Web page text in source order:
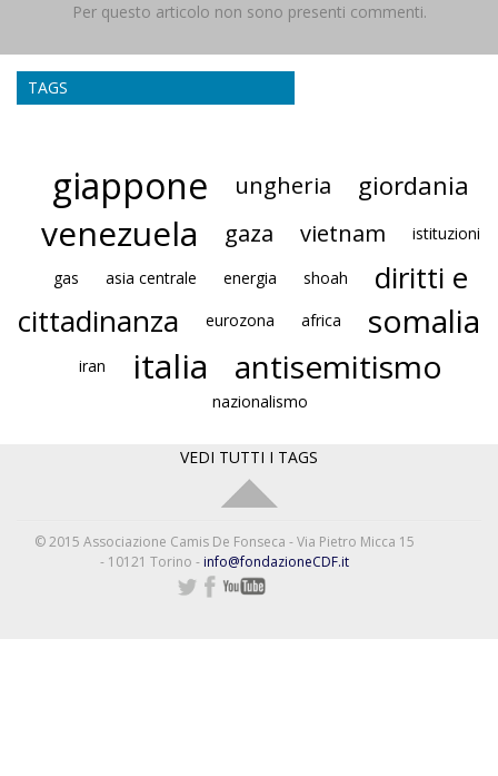
Per questo articolo non sono presenti commenti.
TAGS
giappone ungheria giordania
venezuela gaza vietnam istituzioni
gas asia centrale energia shoah
diritti e
cittadinanza
eurozona africa somalia
iran italia antisemitismo
nazionalismo
VEDI TUTTI I TAGS
© 2015 Associazione Camis De Fonseca - Via Pietro Micca 15
- 10121 Torino - info@fondazioneCDF.it